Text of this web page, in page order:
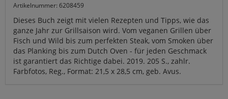
Artikelnummer: 6208459
Dieses Buch zeigt mit vielen Rezepten und Tipps, wie das
ganze Jahr zur Grillsaison wird. Vom veganen Grillen über
Fisch und Wild bis zum perfekten Steak, vom Smoken über
das Planking bis zum Dutch Oven - für jeden Geschmack
ist garantiert das Richtige dabei. 2019. 205 S., zahlr.
Farbfotos, Reg., Format: 21,5 x 28,5 cm, geb. Avus.